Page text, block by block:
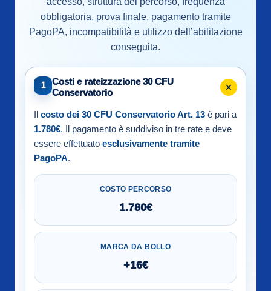
obbligatoria, prova finale, pagamento tramite
PagoPA, incompatibilità e utilizzo dell’abilitazione
conseguita.
1
Costi e rateizzazione 30 CFU
Conservatorio
costo dei 30 CFU Conservatorio Art. 13 è pari a
1.780€. Il pagamento è suddiviso in tre rate e deve
essere effettuato esclusivamente tramite
PagoPA.
COSTO PERCORSO
1.780€
MARCA DA BOLLO
+16€